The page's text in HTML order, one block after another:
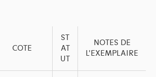
COTE
ST
AT
UT
NOTES DE
L'EXEMPLAIRE